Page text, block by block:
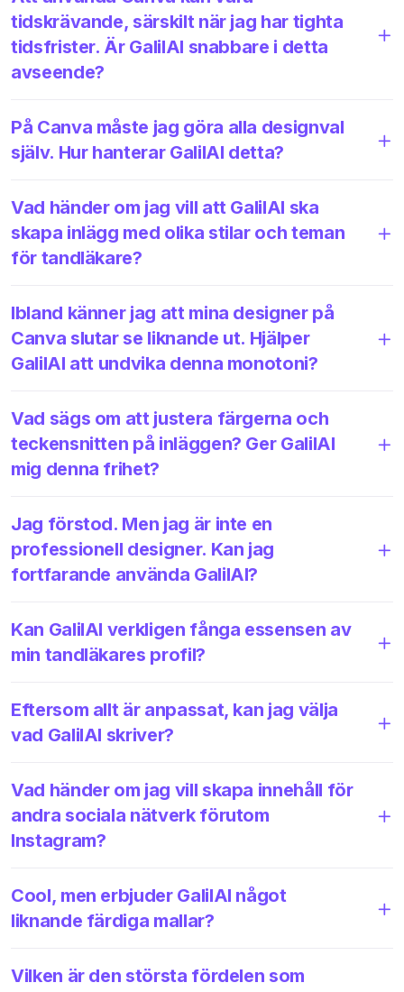
tidskrävande, särskilt när jag har tighta
tidsfrister. Är GalilAI snabbare i detta
avseende?
På Canva måste jag göra alla designval
själv. Hur hanterar GalilAI detta?
Vad händer om jag vill att GalilAI ska
skapa inlägg med olika stilar och teman
för tandläkare?
Ibland känner jag att mina designer på
Canva slutar se liknande ut. Hjälper
GalilAI att undvika denna monotoni?
Vad sägs om att justera färgerna och
teckensnitten på inläggen? Ger GalilAI
mig denna frihet?
Jag förstod. Men jag är inte en
professionell designer. Kan jag
fortfarande använda GalilAI?
Kan GalilAI verkligen fånga essensen av
min tandläkares profil?
Eftersom allt är anpassat, kan jag välja
vad GalilAI skriver?
Vad händer om jag vill skapa innehåll för
andra sociala nätverk förutom
Instagram?
Cool, men erbjuder GalilAI något
liknande färdiga mallar?
Vilken är den största fördelen som